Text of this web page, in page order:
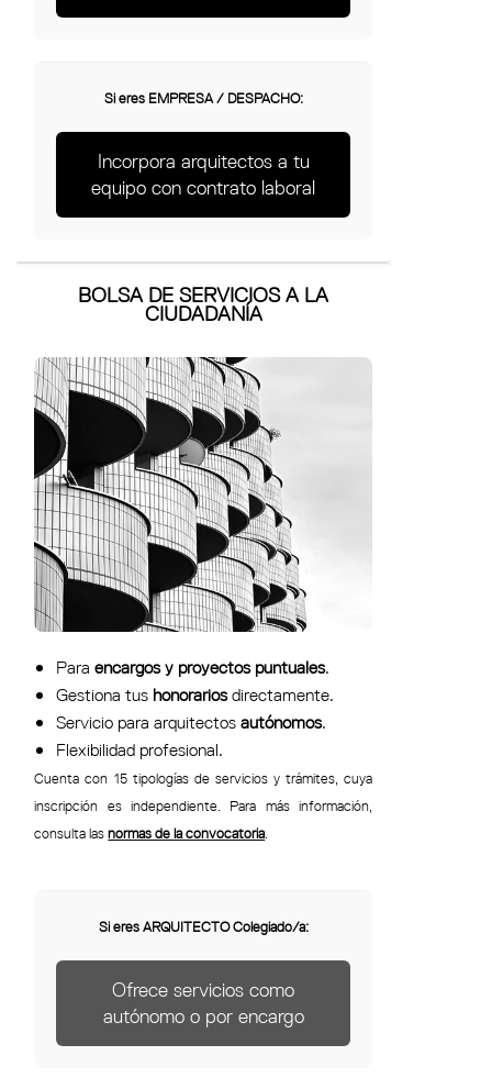
Si eres EMPRESA / DESPACHO:
Incorpora arquitectos a tu
equipo con contrato laboral
BOLSA DE SERVICIOS A LA
CIUDADANÍA
Paraencargos y proyectos puntuales.
Gestiona tus honorariosdirectamente.
Servicio para arquitectosautónomos.
Flexibilidad profesional.
Cuenta con 15 tipologías de servicios y trámites, cuya
inscripción es independiente. Para más información,
consulta lasnormas de la convocatoria.
Si eres ARQUITECTO Colegiado/a:
Ofrece servicios como
autónomo o por encargo